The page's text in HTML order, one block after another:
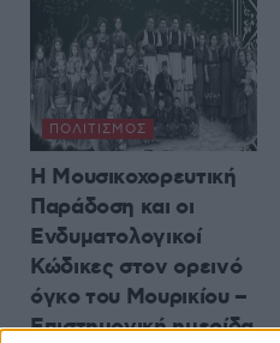
ΠΟΛΙΤΙΣΜΌΣ
Η Μουσικοχορευτική
Παράδοση και οι
Ενδυματολογικοί
Κώδικες στον ορεινό
όγκο του Μουρικίου –
Επιστημονική ημερίδα